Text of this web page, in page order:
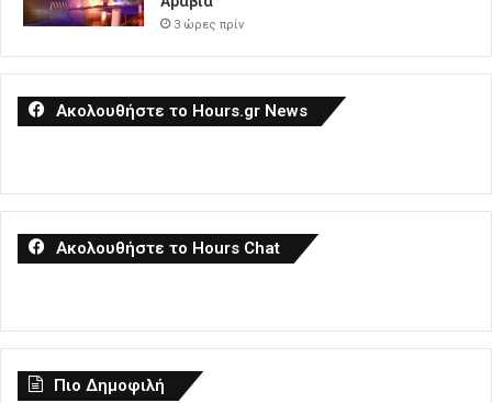
3 ώρες πρίν
Ακολουθήστε το Hours.gr News
Ακολουθήστε το Hours Chat
Πιο Δημοφιλή